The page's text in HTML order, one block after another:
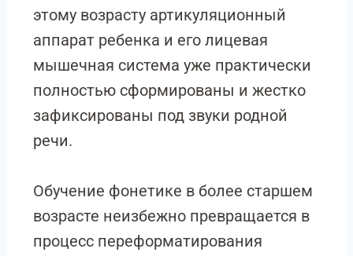
этому возрасту артикуляционный
аппарат ребенка и его лицевая
мышечная система уже практически
полностью сформированы и жестко
зафиксированы под звуки родной
речи.
Обучение фонетике в более старшем
возрасте неизбежно превращается в
процесс переформатирования